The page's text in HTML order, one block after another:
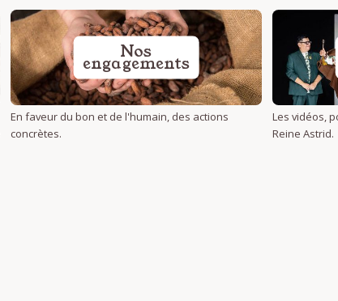
Nos
engagements
En faveur du bon et de l'humain, des actions
concrètes.
Les vidéos,
Reine Astrid.